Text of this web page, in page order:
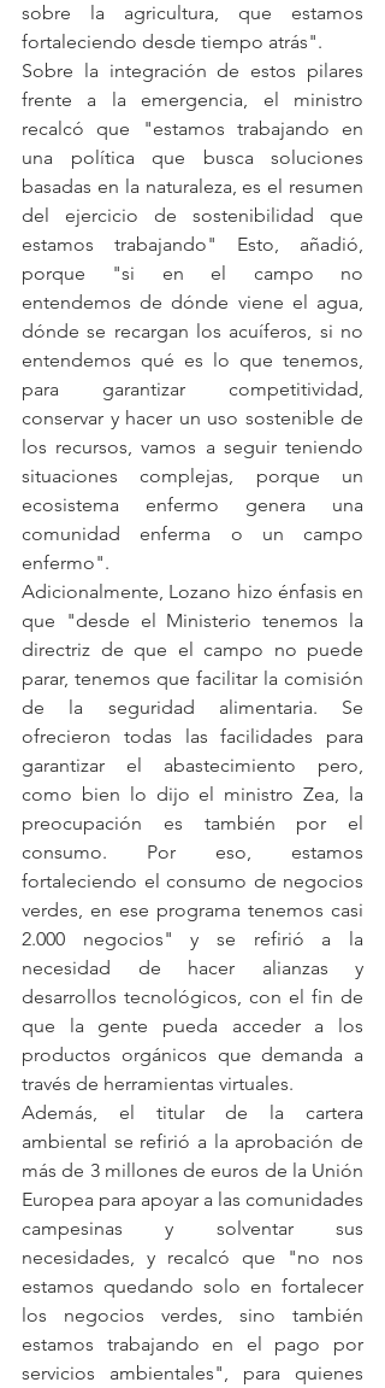
sobre la agricultura, que estamos
fortaleciendo desde tiempo atrás".
Sobre la integración de estos pilares
frente a la emergencia, el ministro
recalcó que "estamos trabajando en
una política que busca soluciones
basadas en la naturaleza, es el resumen
del ejercicio de sostenibilidad que
estamos trabajando" Esto, añadió,
porque "si en el campo no
entendemos de dónde viene el agua,
dónde se recargan los acuíferos, si no
entendemos qué es lo que tenemos,
para garantizar competitividad,
conservar y hacer un uso sostenible de
los recursos, vamos a seguir teniendo
situaciones complejas, porque un
ecosistema enfermo genera una
comunidad enferma o un campo
enfermo".
Adicionalmente, Lozano hizo énfasis en
que "desde el Ministerio tenemos la
directriz de que el campo no puede
parar, tenemos que facilitar la comisión
de la seguridad alimentaria. Se
ofrecieron todas las facilidades para
garantizar el abastecimiento pero,
como bien lo dijo el ministro Zea, la
preocupación es también por el
consumo. Por eso, estamos
fortaleciendo el consumo de negocios
verdes, en ese programa tenemos casi
2.000 negocios" y se refirió a la
necesidad de hacer alianzas y
desarrollos tecnológicos, con el fin de
que la gente pueda acceder a los
productos orgánicos que demanda a
través de herramientas virtuales.
Además, el titular de la cartera
ambiental se refirió a la aprobación de
más de 3 millones de euros de la Unión
Europea para apoyar a las comunidades
campesinas y solventar sus
necesidades, y recalcó que "no nos
estamos quedando solo en fortalecer
los negocios verdes, sino también
estamos trabajando en el pago por
servicios ambientales", para quienes